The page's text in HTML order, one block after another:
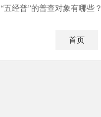
“五经普”的普查对象有哪些？
首页